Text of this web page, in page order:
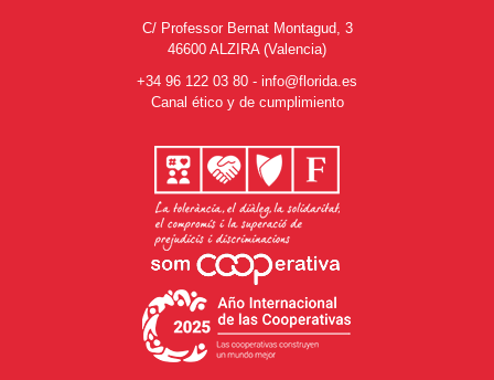
C/ Professor Bernat Montagud, 3
46600 ALZIRA (Valencia)
+34 96 122 03 80 - info@florida.es
Canal ético y de cumplimiento